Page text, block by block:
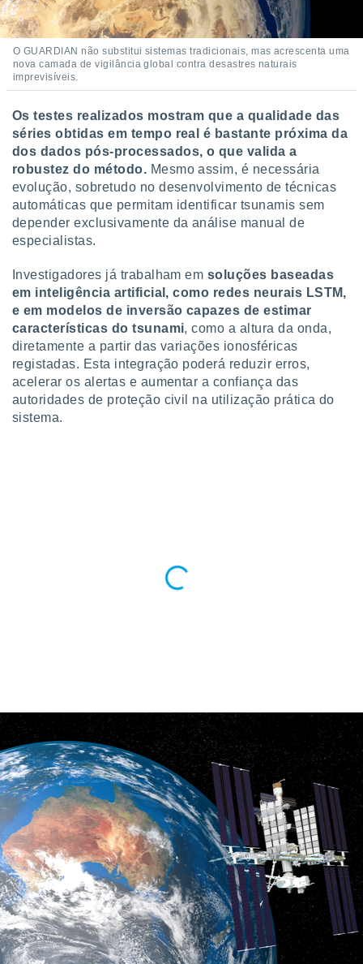
O GUARDIAN não substitui sistemas tradicionais, mas acrescenta uma
nova camada de vigilância global contra desastres naturais
imprevisíveis.
Os testes realizados mostram que a qualidade das
séries obtidas em tempo real é bastante próxima da
dos dados pós-processados, o que valida a
robustez do método. Mesmo assim, é necessária
evolução, sobretudo no desenvolvimento de técnicas
automáticas que permitam identificar tsunamis sem
depender exclusivamente da análise manual de
especialistas.
Investigadores já trabalham em soluções baseadas
em inteligência artificial, como redes neurais LSTM,
e em modelos de inversão capazes de estimar
características do tsunami, como a altura da onda,
diretamente a partir das variações ionosféricas
registadas. Esta integração poderá reduzir erros,
acelerar os alertas e aumentar a confiança das
autoridades de proteção civil na utilização prática do
sistema.